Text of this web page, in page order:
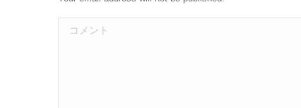
コメント